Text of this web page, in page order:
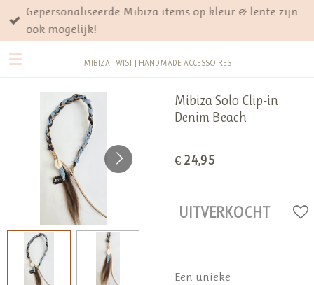
Ga
direct
naar
de
MIBIZA TWIST | HANDMADE ACCESSOIRES
Gepersonaliseerde Mibiza items op kleur & lente zijn
ook mogelijk!
Mibiza Solo Clip-in
Denim Beach
€ 24,95
UITVERKOCHT
Een unieke